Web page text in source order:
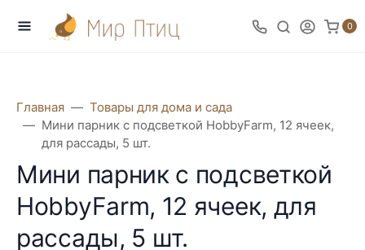
0
Главная
Товары для дома и сада
Мини парник с подсветкой HobbyFarm, 12 ячеек,
для рассады, 5 шт.
Мини парник с подсветкой
HobbyFarm, 12 ячеек, для
рассады, 5 шт.